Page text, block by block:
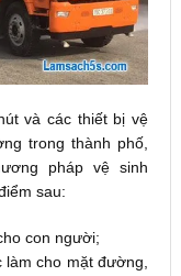
và các thiết bị vệ
trong thành phố,
pháp vệ sinh
sau:
con người;
cho mặt đường,